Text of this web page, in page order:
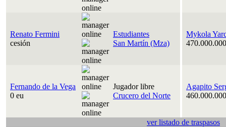
Renato Fermini
cesión
Estudiantes
San Martín (Mza)
Mykola
Fernando de la Vega
0 eu
Jugador libre
Crucero del Norte
Agapito
ver listado de traspasos